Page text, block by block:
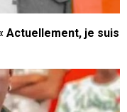
« Actuellement, je suis